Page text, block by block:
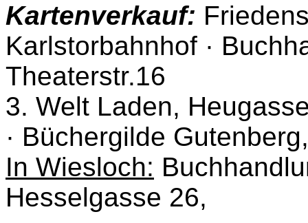
Kartenverkauf:
Karlstorbahnhof ·
Theaterstr.16
3. Welt Laden,
· Büchergilde
In Wiesloch:
Hesselgasse 26,